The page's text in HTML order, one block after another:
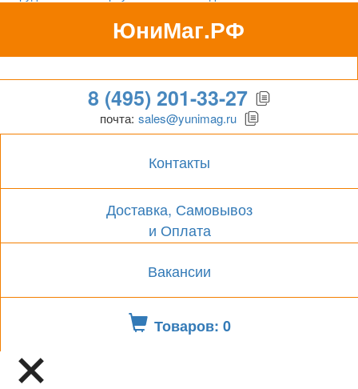
ЮниМаг.РФ
Гипермаркет для бизнеса
8 (495) 201-33-27
почта: sales@yunimag.ru
Контакты
Доставка, Самовывоз
и Оплата
Вакансии
Товаров: 0